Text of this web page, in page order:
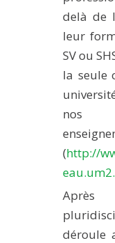
DOCTORAL TRAINING
THESES IN
PRODUCTION
PUBLICATIONS SUR
THESES
WORKING PAPERS
delà de
leur
SV ou
la seule
nos
(http://
déroule